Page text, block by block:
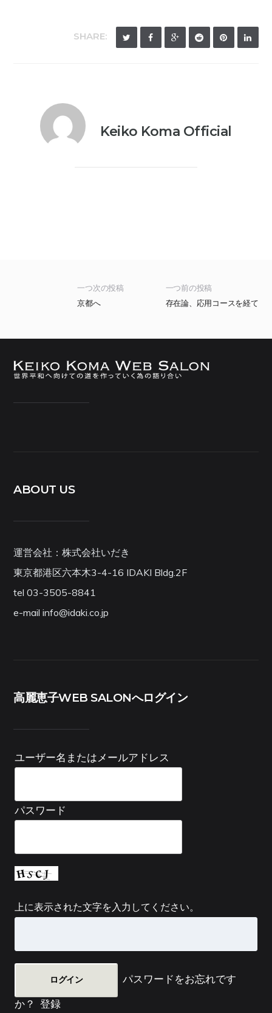
SHARE:
Keiko Koma Official
一つ前の投稿
存在論、応用コースを経て
一つ次の投稿
京都へ
ABOUT US
運営会社：株式会社いだき
東京都港区六本木3-4-16 IDAKI Bldg.2F
tel 03-3505-8841
e-mail info@idaki.co.jp
高麗恵子WEB SALONへログイン
ユーザー名またはメールアドレス
パスワード
上に表示された文字を入力してください。
パスワードをお忘れです
か？ 登録